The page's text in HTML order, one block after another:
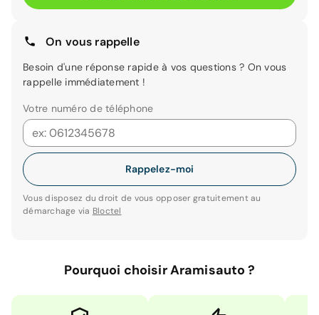
On vous rappelle
Besoin d'une réponse rapide à vos questions ? On vous
rappelle immédiatement !
Votre numéro de téléphone
Rappelez-moi
Vous disposez du droit de vous opposer gratuitement au
démarchage via Bloctel
Pourquoi choisir Aramisauto ?